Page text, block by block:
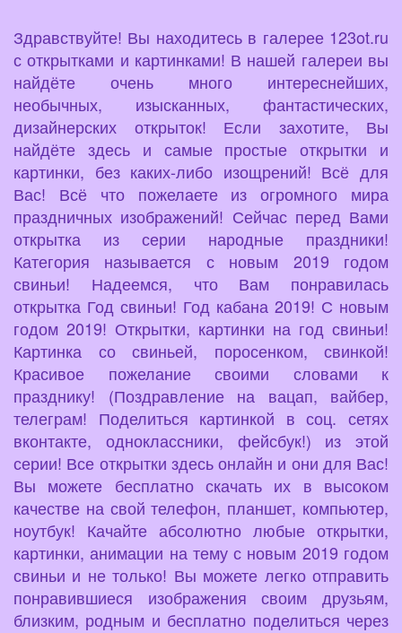
Здравствуйте! Вы находитесь в галерее 123ot.ru
с открытками и картинками! В нашей галереи вы
найдёте очень много интереснейших,
необычных, изысканных, фантастических,
дизайнерских открыток! Если захотите, Вы
найдёте здесь и самые простые открытки и
картинки, без каких-либо изощрений! Всё для
Вас! Всё что пожелаете из огромного мира
праздничных изображений! Сейчас перед Вами
открытка из серии народные праздники!
Категория называется с новым 2019 годом
свиньи! Надеемся, что Вам понравилась
открытка Год свиньи! Год кабана 2019! С новым
годом 2019! Открытки, картинки на год свиньи!
Картинка со свиньей, поросенком, свинкой!
Красивое пожелание своими словами к
празднику! (Поздравление на вацап, вайбер,
телеграм! Поделиться картинкой в соц. сетях
вконтакте, одноклассники, фейсбук!) из этой
серии! Все открытки здесь онлайн и они для Вас!
Вы можете бесплатно скачать их в высоком
качестве на свой телефон, планшет, компьютер,
ноутбук! Качайте абсолютно любые открытки,
картинки, анимации на тему с новым 2019 годом
свиньи и не только! Вы можете легко отправить
понравившиеся изображения своим друзьям,
близким, родным и бесплатно поделиться через